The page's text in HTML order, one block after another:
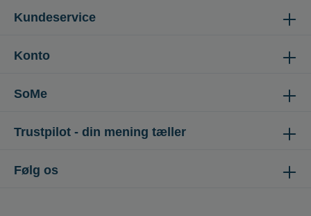
Følg os
Trustpilot - din mening tæller
Kundeservice
Konto
SoMe